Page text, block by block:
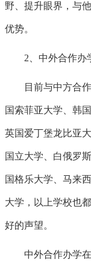
野、提升眼界，与
优势。
2、中外合作办学
目前与中方合作
国索菲亚大学、韩
英国爱丁堡龙比亚
国立大学、白俄罗
国格乐大学、马来
大学，以上学校也
好的声望。
中外合作办学在